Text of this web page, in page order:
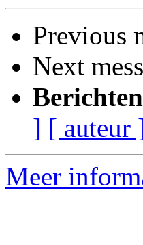
Previous
Next
] [ auteur
Meer